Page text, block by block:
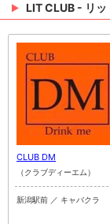
LIT CLUB - リ
CLUB DM
（クラブディーエム）
新潟駅前 ／ キャバクラ